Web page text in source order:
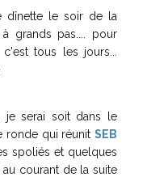
dînette le soir de la
grands pas.... pour
tous les jours...
je serai soit dans le
ronde qui réunit SEB
spoliés et quelques
courant de la suite